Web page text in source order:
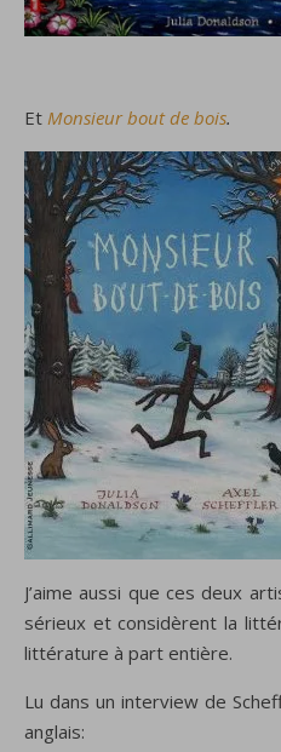
Et Monsieur bout de bois.
J’aime aussi que ces deux
sérieux et considèrent la
littérature à part entière.
Lu dans un interview de
anglais: